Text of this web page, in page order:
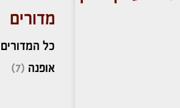
מדורים
כל המדורים
אופנה (7)